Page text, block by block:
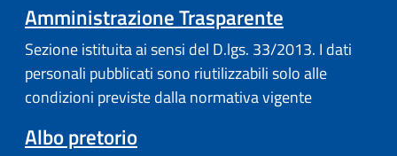
Amministrazione Trasparente
Sezione istituita ai sensi del D.lgs. 33/2013. I dati
personali pubblicati sono riutilizzabili solo alle
condizioni previste dalla normativa vigente
Albo pretorio